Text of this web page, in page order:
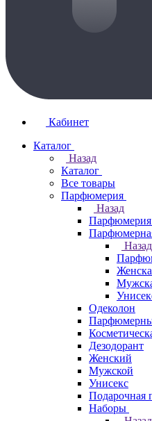
Кабинет
Каталог
Назад
Каталог
Все товары
Парфюмерия
Назад
Парфюмерия
Назад
Одеколон
Дезодорант
Женский
Мужской
Унисекс
Подарочная
Наборы